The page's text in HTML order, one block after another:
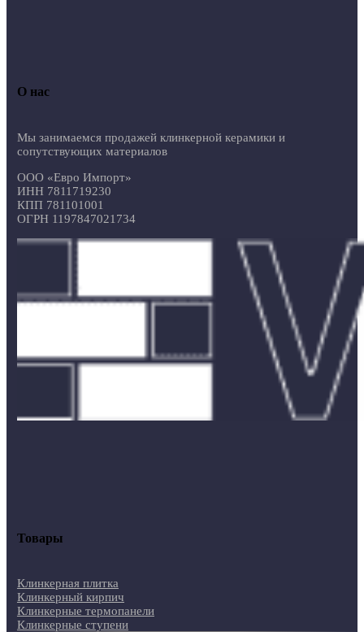
О нас
Мы занимаемся продажей клинкерной керамики и
сопутствующих материалов
ООО «Евро Импорт»
ИНН 7811719230
КПП 781101001
ОГРН 1197847021734
Товары
Клинкерная плитка
Клинкерный кирпич
Клинкерные термопанели
Клинкерные ступени